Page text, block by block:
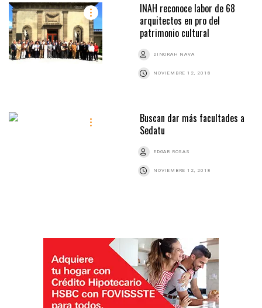
INAH reconoce labor de 68
arquitectos en pro del
patrimonio cultural
DINORAH NAVA
NOVIEMBRE 12, 2018
Buscan dar más facultades a
Sedatu
EDGAR ROSAS
NOVIEMBRE 12, 2018